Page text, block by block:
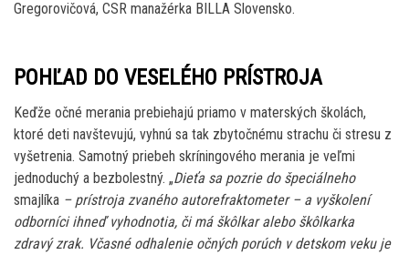
Gregorovičová, CSR manažérka BILLA Slovensko.
POHĽAD DO VESELÉHO PRÍSTROJA
Keďže očné merania prebiehajú priamo v materských školách,
ktoré deti navštevujú, vyhnú sa tak zbytočnému strachu či stresu z
vyšetrenia. Samotný priebeh skríningového merania je veľmi
jednoduchý a bezbolestný. „Dieťa sa pozrie do špeciálneho
smajlíka – prístroja zvaného autorefraktometer – a vyškolení
odborníci ihneď vyhodnotia, či má škôlkar alebo škôlkarka
zdravý zrak. Včasné odhalenie očných porúch v detskom veku je